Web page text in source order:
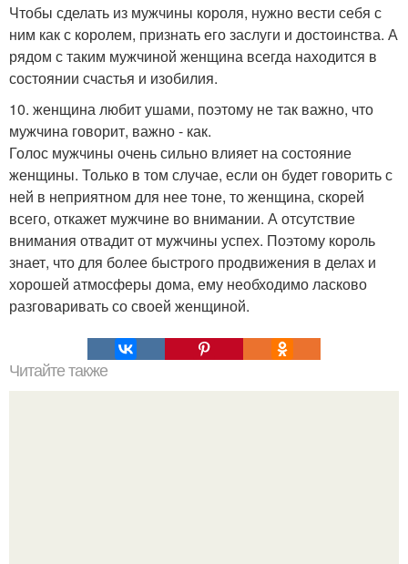
Чтобы сделать из мужчины короля, нужно вести себя с
ним как с королем, признать его заслуги и достоинства. А
рядом с таким мужчиной женщина всегда находится в
состоянии счастья и изобилия.
10. женщина любит ушами, поэтому не так важно, что
мужчина говорит, важно - как.
Голос мужчины очень сильно влияет на состояние
женщины. Только в том случае, если он будет говорить с
ней в неприятном для нее тоне, то женщина, скорей
всего, откажет мужчине во внимании. А отсутствие
внимания отвадит от мужчины успех. Поэтому король
знает, что для более быстрого продвижения в делах и
хорошей атмосферы дома, ему необходимо ласково
разговаривать со своей женщиной.
Читайте также